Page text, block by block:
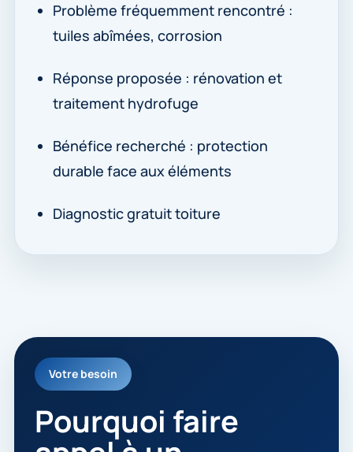
Problème fréquemment rencontré :
tuiles abîmées, corrosion
Réponse proposée : rénovation et
traitement hydrofuge
Bénéfice recherché : protection
durable face aux éléments
Diagnostic gratuit toiture
Votre besoin
Pourquoi faire